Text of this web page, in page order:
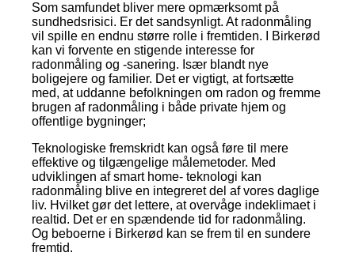
Som samfundet bliver mere opmærksomt på
sundhedsrisici. Er det sandsynligt. At radonmåling
vil spille en endnu større rolle i fremtiden. I Birkerød
kan vi forvente en stigende interesse for
radonmåling og -sanering. Især blandt nye
boligejere og familier. Det er vigtigt, at fortsætte
med, at uddanne befolkningen om radon og fremme
brugen af radonmåling i både private hjem og
offentlige bygninger;
Teknologiske fremskridt kan også føre til mere
effektive og tilgængelige målemetoder. Med
udviklingen af smart home- teknologi kan
radonmåling blive en integreret del af vores daglige
liv. Hvilket gør det lettere, at overvåge indeklimaet i
realtid. Det er en spændende tid for radonmåling.
Og beboerne i Birkerød kan se frem til en sundere
fremtid.